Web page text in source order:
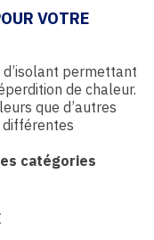
VOTRE
permettant
de chaleur.
que d’autres
différentes
catégories